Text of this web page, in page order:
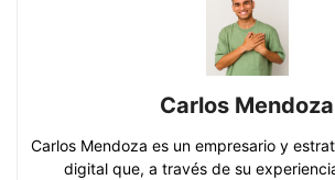
Carlos Mendoza
Carlos Mendoza es un empresario y
digital que, a través de su